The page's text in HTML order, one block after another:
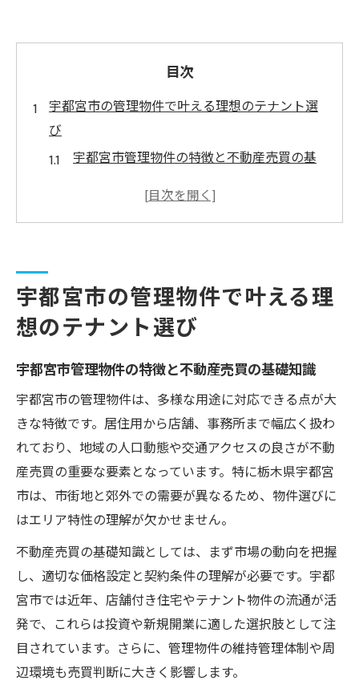
目次
宇都宮市の管理物件で叶える理想のテナント選
び
宇都宮市管理物件の特徴と不動産売買の基
基準
小さい店舗や居抜き物件の宇都宮市での需
要動向
宇都宮市の不動産売買で失敗しないテナン
ト選びのコツ
居抜きや店舗付き住宅を探すなら知っておきた
い最新事情
宇都宮市の居抜き物件で人気の不動産売買
ポイント
店舗付き住宅と賃貸物件の宇都宮市最新動
向
宇都宮市の空き店舗やカフェ物件の探し方
と注意点
宇都宮市で不動産売却と賃貸両面を考慮し
た物件選び
宇都宮市の店舗付き住宅中古市場の現状と
宇都宮市の管理物件で叶える理
想のテナント選び
宇都宮市管理物件の特徴と不動産売買の基礎知識
宇都宮市の管理物件は、多様な用途に対応できる点が大
きな特徴です。居住用から店舗、事務所まで幅広く扱わ
れており、地域の人口動態や交通アクセスの良さが不動
産売買の重要な要素となっています。特に栃木県宇都宮
市は、市街地と郊外での需要が異なるため、物件選びに
はエリア特性の理解が欠かせません。
不動産売買の基礎知識としては、まず市場の動向を把握
し、適切な価格設定と契約条件の理解が必要です。宇都
宮市では近年、店舗付き住宅やテナント物件の流通が活
発で、これらは投資や新規開業に適した選択肢として注
目されています。さらに、管理物件の維持管理体制や周
辺環境も売買判断に大きく影響します。